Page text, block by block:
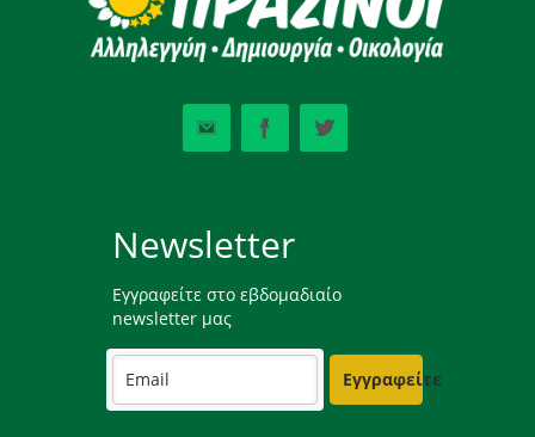
Newsletter
Εγγραφείτε στο εβδομαδιαίο
newsletter μας
Εγγραφείτε